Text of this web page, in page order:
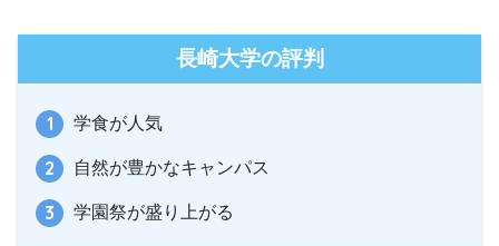
長崎大学の評判
学食が人気
自然が豊かなキャンパス
学園祭が盛り上がる